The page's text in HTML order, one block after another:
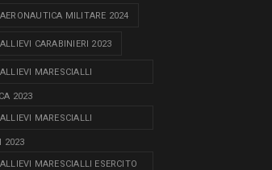
MILITARE 2024
CARABINIERI 2023
MARESCIALLI
2023
MARESCIALLI
2023
MARESCIALLI ESERCITO